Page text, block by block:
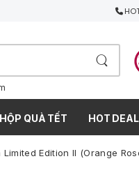
HỘP QUÀ TẾT HOT DEAL
Edition II (Orange